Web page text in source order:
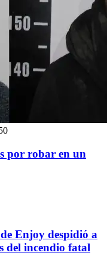
por robar en un
Enjoy despidió a
del incendio fatal